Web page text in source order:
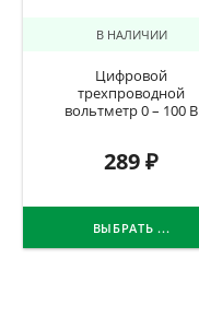
В НАЛИЧИИ
Цифровой
трехпроводной
вольтметр 0 – 100 В
289₽
ВЫБРАТЬ ...